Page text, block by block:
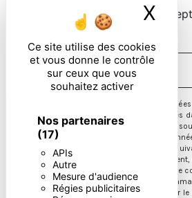
Ce site utilise des cookies
et vous donne le contrôle
sur ceux que vous
souhaitez activer
Nos partenaires
(17)
APIs
Autre
Mesure d'audience
Régies publicitaires
X
En cochant cette case,
particulières ci-dessous **
ENVOYER
** Les données personnelles
fins de vous contacter et sont enregistrées
informatisé. Elles sont destinées à et ses
but de répondre à votre message. Les
communiquées aux seuls destinataires
droits d’accès, de rectification,
limitation, d’opposition, de retrait de votre
moment et du droit d’introduire une
autorité de contrôle, ainsi que d’organiser